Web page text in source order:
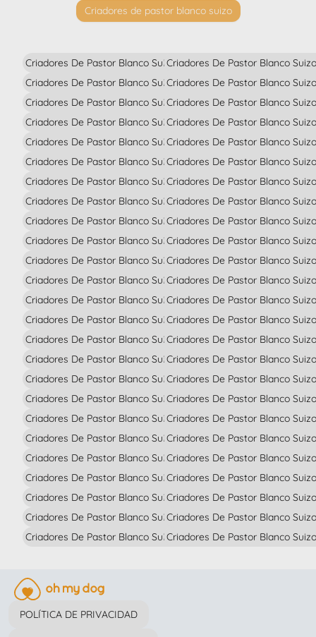
Criadores de pastor blanco suizo
Criadores De Pastor Blanco Suizo En Alava
Criadores De Pastor Blanco Suizo En Albacete
Criadores De Pastor Blanco Suizo En Alicante
Criadores De Pastor Blanco Suizo En Almería
Criadores De Pastor Blanco Suizo En Asturias
Criadores De Pastor Blanco Suizo En Avila
Criadores De Pastor Blanco Suizo En Badajoz
Criadores De Pastor Blanco Suizo En Barcelona
Criadores De Pastor Blanco Suizo En Burgos
Criadores De Pastor Blanco Suizo En Cáceres
Criadores De Pastor Blanco Suizo En Cádiz
Criadores De Pastor Blanco Suizo En Cantabria
Criadores De Pastor Blanco Suizo En Castellón
Criadores De Pastor Blanco Suizo En Ciudad Real
Criadores De Pastor Blanco Suizo En Córdoba
Criadores De Pastor Blanco Suizo En La Coruña
Criadores De Pastor Blanco Suizo En Cuenca
Criadores De Pastor Blanco Suizo En Gerona
Criadores De Pastor Blanco Suizo En Granada
Criadores De Pastor Blanco Suizo En Guadalajara
Criadores De Pastor Blanco Suizo En Guipúzcoa
Criadores De Pastor Blanco Suizo En Huelva
Criadores De Pastor Blanco Suizo En Huesca
Criadores De Pastor Blanco Suizo En Islas Baleares
Criadores De Pastor Blanco Suizo En Jaén
Criadores De Pastor Blanco
Criadores De Pastor Blanco
Criadores De Pastor Blanco
Criadores De Pastor Blanco
Criadores De Pastor Blanco
Criadores De Pastor Blanco
Criadores De Pastor Blanco
Criadores De Pastor Blanco
Criadores De Pastor Blanco
Criadores De Pastor Blanco
Criadores De Pastor Blanco
Criadores De Pastor Blanco
Criadores De Pastor Blanco
Criadores De Pastor Blanco
Criadores De Pastor Blanco
Criadores De Pastor Blanco
Criadores De Pastor Blanco
Criadores De Pastor Blanco
Criadores De Pastor Blanco
Criadores De Pastor Blanco
Criadores De Pastor Blanco
Criadores De Pastor Blanco
Criadores De Pastor Blanco
Criadores De Pastor Blanco
Criadores De Pastor Blanco
POLÍTICA DE PRIVACIDAD